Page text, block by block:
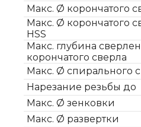
Макс. Ø корончатого
Макс. Ø корончатого
HSS
Макс. глубина
корончатого сверла
Макс. Ø спирального
Нарезание резьбы до
Макс. Ø зенковки
Макс. Ø развертки